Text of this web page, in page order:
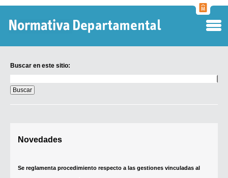
Buscar en este sitio:
en
este
sitio:
Novedades
Se reglamenta procedimiento respecto a las gestiones vinculadas al